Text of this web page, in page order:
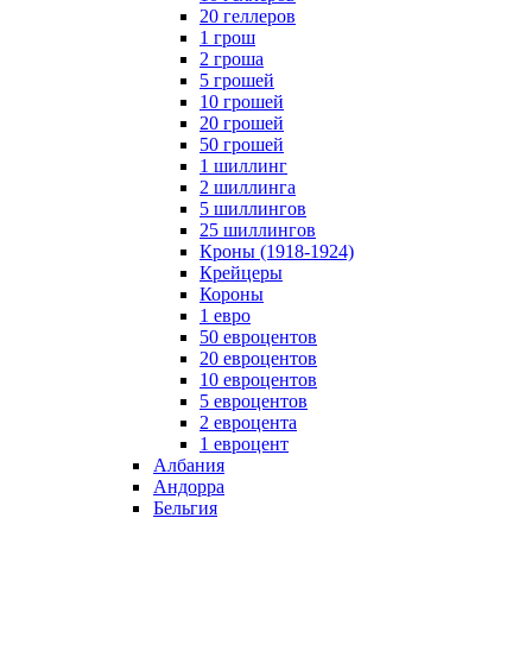
20 геллеров
1 грош
2 гроша
5 грошей
10 грошей
20 грошей
50 грошей
1 шиллинг
2 шиллинга
5 шиллингов
25 шиллингов
Кроны (1918-1924)
Крейцеры
Короны
1 евро
50 евроцентов
20 евроцентов
10 евроцентов
5 евроцентов
2 евроцента
1 евроцент
Албания
Андорра
Бельгия